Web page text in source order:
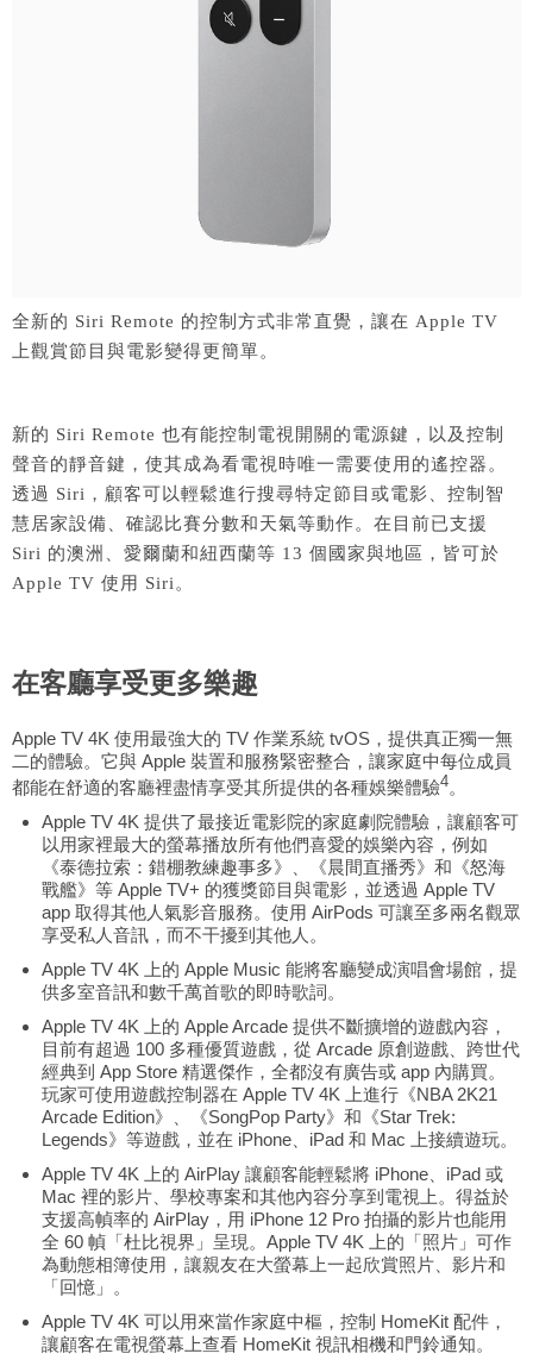
全新的 Siri Remote 的控制方式非常直覺，讓在 Apple TV
上觀賞節目與電影變得更簡單。
新的 Siri Remote 也有能控制電視開關的電源鍵，以及控制
聲音的靜音鍵，使其成為看電視時唯一需要使用的遙控器。
透過 Siri，顧客可以輕鬆進行搜尋特定節目或電影、控制智
慧居家設備、確認比賽分數和天氣等動作。在目前已支援
Siri 的澳洲、愛爾蘭和紐西蘭等 13 個國家與地區，皆可於
Apple TV 使用 Siri。
在客廳享受更多樂趣
Apple TV 4K 使用最強大的 TV 作業系統 tvOS，提供真正獨一無
二的體驗。它與 Apple 裝置和服務緊密整合，讓家庭中每位成員
都能在舒適的客廳裡盡情享受其所提供的各種娛樂體驗4。
Apple TV 4K 提供了最接近電影院的家庭劇院體驗，讓顧客可
以用家裡最大的螢幕播放所有他們喜愛的娛樂內容，例如
《泰德拉索：錯棚教練趣事多》、《晨間直播秀》和《怒海
戰艦》等 Apple TV+ 的獲獎節目與電影，並透過 Apple TV
app 取得其他人氣影音服務。使用 AirPods 可讓至多兩名觀眾
享受私人音訊，而不干擾到其他人。
Apple TV 4K 上的 Apple Music 能將客廳變成演唱會場館，提
供多室音訊和數千萬首歌的即時歌詞。
Apple TV 4K 上的 Apple Arcade 提供不斷擴增的遊戲內容，
目前有超過 100 多種優質遊戲，從 Arcade 原創遊戲、跨世代
經典到 App Store 精選傑作，全都沒有廣告或 app 內購買。
玩家可使用遊戲控制器在 Apple TV 4K 上進行《NBA 2K21
Arcade Edition》、《SongPop Party》和《Star Trek:
Legends》等遊戲，並在 iPhone、iPad 和 Mac 上接續遊玩。
Apple TV 4K 上的 AirPlay 讓顧客能輕鬆將 iPhone、iPad 或
Mac 裡的影片、學校專案和其他內容分享到電視上。得益於
支援高幀率的 AirPlay，用 iPhone 12 Pro 拍攝的影片也能用
全 60 幀「杜比視界」呈現。Apple TV 4K 上的「照片」可作
為動態相簿使用，讓親友在大螢幕上一起欣賞照片、影片和
「回憶」。
Apple TV 4K 可以用來當作家庭中樞，控制 HomeKit 配件，
讓顧客在電視螢幕上查看 HomeKit 視訊相機和門鈴通知。